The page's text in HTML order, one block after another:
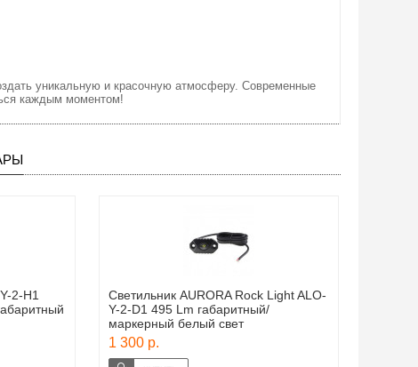
уникальную и красочную атмосферу. Современные
каждым моментом!
2-H1
Светильник AURORA Rock Light ALO-
Y-2-D1 495 Lm габаритный/
маркерный белый свет
1 300 р.